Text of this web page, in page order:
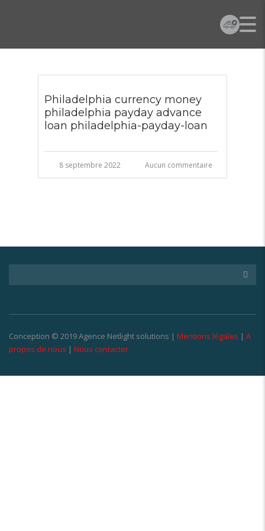
Philadelphia currency money
philadelphia payday advance
loan philadelphia-payday-loan
8 septembre 2022 Aucun commentaire
Conception © 2019 Agence Netlight solutions | Mentions légales | A
propos de nous | Nous contacter